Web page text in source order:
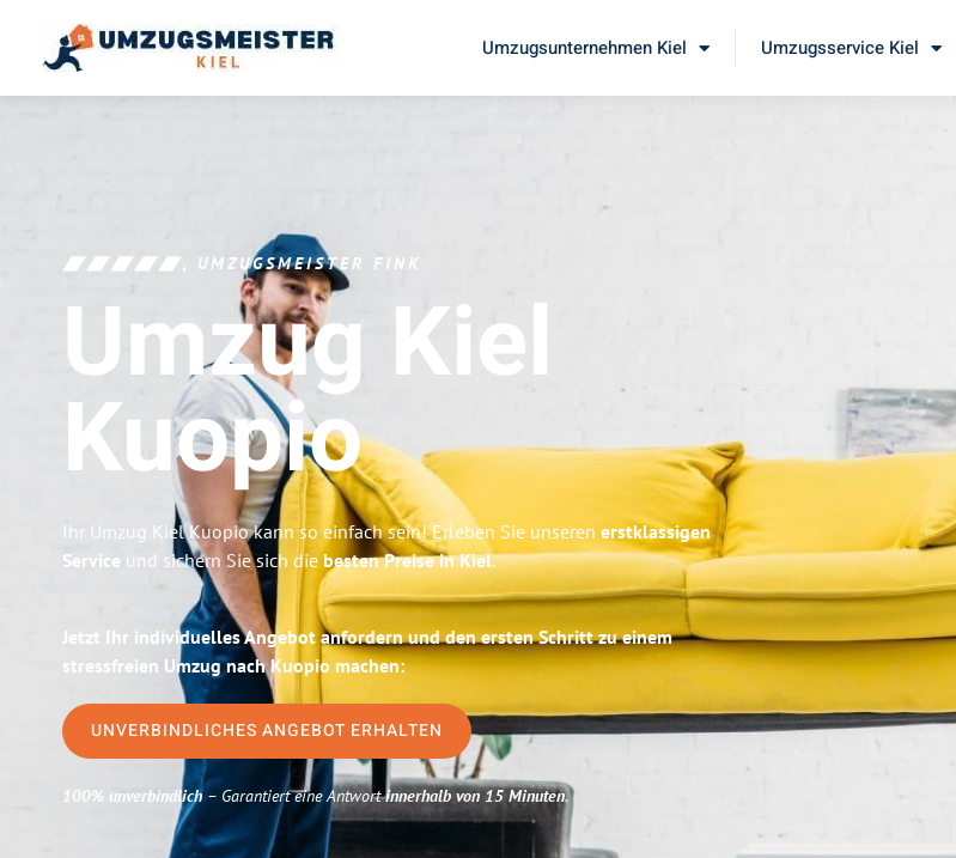
Umzugsunternehmen Kiel Umzugsservice Kiel
UMZUGSMEISTER FINK
Umzug Kiel
Kuopio
Ihr Umzug Kiel Kuopio kann so einfach sein! Erleben Sie unseren erstklassigen
Service und sichern Sie sich die besten Preise in Kiel.
Jetzt Ihr individuelles Angebot anfordern und den ersten Schritt zu einem
stressfreien Umzug nach Kuopio machen:
UNVERBINDLICHES ANGEBOT ERHALTEN
100% unverbindlich– Garantiert eine Antwortinnerhalb von 15 Minuten.